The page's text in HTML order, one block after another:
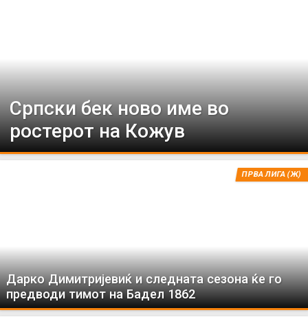
Српски бек ново име во
ростерот на Кожув
Дарко Димитријевиќ и следната сезона ќе го
предводи тимот на Бадел 1862
ПРВА ЛИГА (Ж)